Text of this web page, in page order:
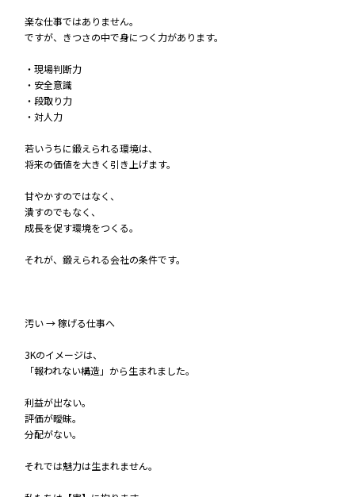
楽な仕事ではありません。
ですが、きつさの中で身につく力があります。
・現場判断力
・安全意識
・段取り力
・対人力
若いうちに鍛えられる環境は、
将来の価値を大きく引き上げます。
甘やかすのではなく、
潰すのでもなく、
成長を促す環境をつくる。
それが、鍛えられる会社の条件です。
汚い → 稼げる仕事へ
3Kのイメージは、
「報われない構造」から生まれました。
利益が出ない。
評価が曖昧。
分配がない。
それでは魅力は生まれません。